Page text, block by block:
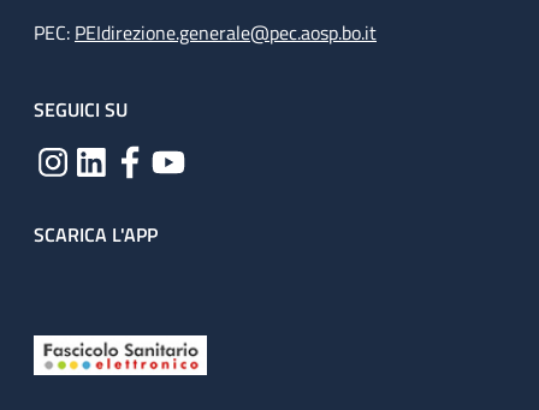
PEC: PEIdirezione.generale@pec.aosp.bo.it
SEGUICI SU
SCARICA L'APP